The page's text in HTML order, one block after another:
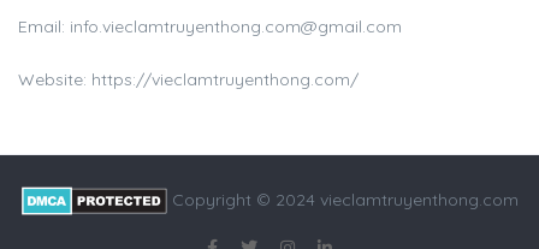
Email: info.vieclamtruyenthong.com@gmail.com
Website: https://vieclamtruyenthong.com/
Copyright © 2024 vieclamtruyenthong.com